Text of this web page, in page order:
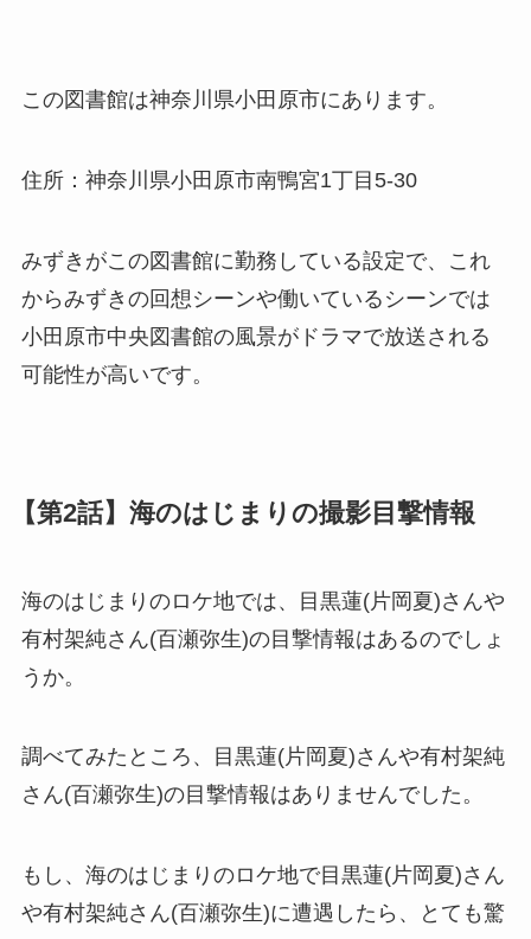
この図書館は神奈川県小田原市にあります。
住所：神奈川県小田原市南鴨宮1丁目5‐30
みずきがこの図書館に勤務している設定で、これ
からみずきの回想シーンや働いているシーンでは
小田原市中央図書館の風景がドラマで放送される
可能性が高いです。
【第2話】海のはじまりの撮影目撃情報
海のはじまりのロケ地では、目黒蓮(片岡夏)さんや
有村架純さん(百瀬弥生)の目撃情報はあるのでしょ
うか。
調べてみたところ、目黒蓮(片岡夏)さんや有村架純
さん(百瀬弥生)の目撃情報はありませんでした。
もし、海のはじまりのロケ地で目黒蓮(片岡夏)さん
や有村架純さん(百瀬弥生)に遭遇したら、とても驚